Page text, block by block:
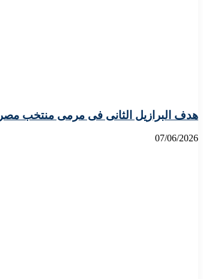
هدف البرازيل الثانى فى مرمى منتخب مصر
07/06/2026